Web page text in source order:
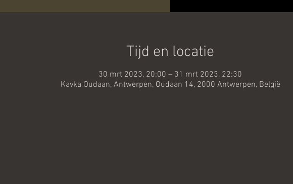
Tijd en locatie
30 mrt 2023, 20:00 – 31 mrt 2023, 22:30
Kavka Oudaan, Antwerpen, Oudaan 14, 2000 Antwerpen, België